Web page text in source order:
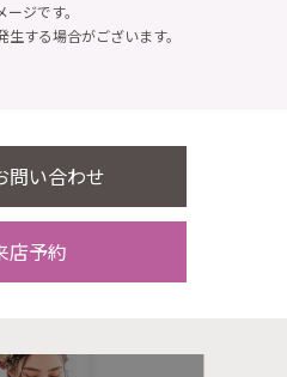
ジです。
する場合がございます。
問い合わせ
店予約